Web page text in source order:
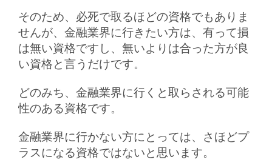
そのため、必死で取るほどの資格でもありま
せんが、金融業界に行きたい方は、有って損
は無い資格ですし、無いよりは合った方が良
い資格と言うだけです。
どのみち、金融業界に行くと取らされる可能
性のある資格です。
金融業界に行かない方にとっては、さほどプ
ラスになる資格ではないと思います。